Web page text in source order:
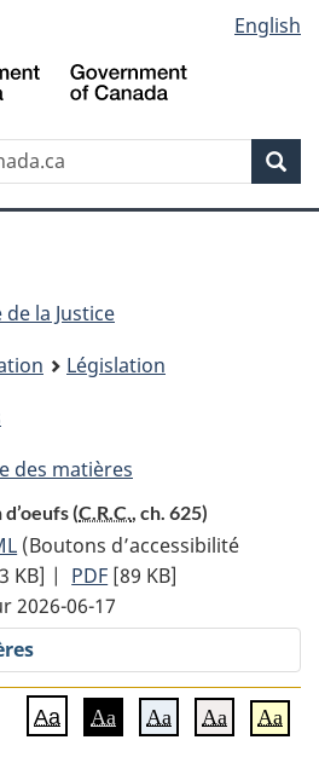
au
contenu
propos
de
la
HTML
simplifiée
English
la Justice
Législation
des matières
(C.R.C., ch. 625)
Texte
complet
:
Licence
d’importation
d’oeufs
(Boutons d’accessibilité
d’oeufs
KB] | PDF Texte
complet
:
Licence
d’importation
d’oeufs
[89 KB]
2026-06-17
Aa Aa Aa Aa Aa